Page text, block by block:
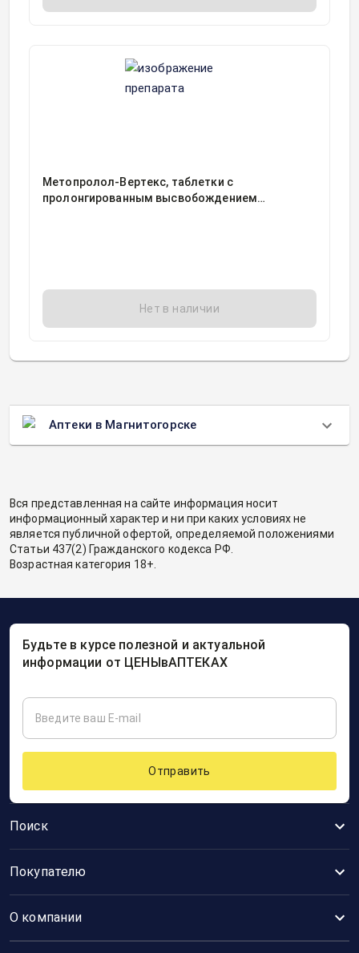
Метопролол-Вертекс, таблетки с
пролонгированным высвобождением
Нет в наличии
Аптеки в Магнитогорске
Вся представленная на сайте информация носит
информационный характер и ни при каких условиях не
является публичной офертой, определяемой положениями
Статьи 437(2) Гражданского кодекса РФ.
Возрастная категория 18+.
Поиск
Покупателю
О компании
Будьте в курсе полезной и актуальной
информации от ЦЕНЫвАПТЕКАХ
Отправить